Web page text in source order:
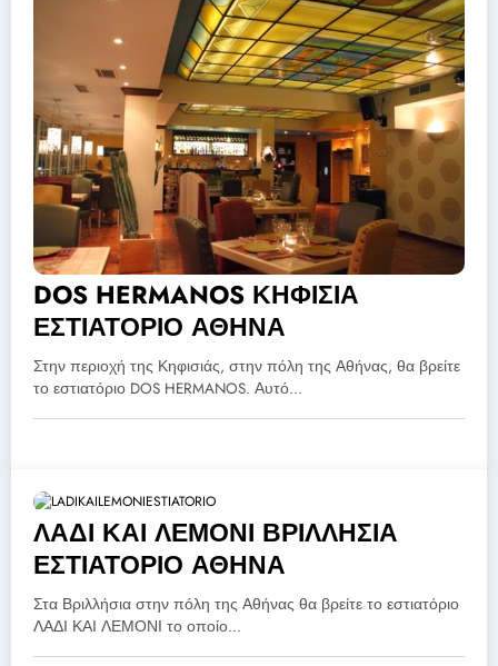
DOS HERMANOS ΚΗΦΙΣΙΑ
ΕΣΤΙΑΤΟΡΙΟ ΑΘΗΝΑ
Στην περιοχή της Κηφισιάς, στην πόλη της Αθήνας, θα βρείτε
το εστιατόριο DOS HERMANOS. Αυτό…
ΛΑΔΙ ΚΑΙ ΛΕΜΟΝΙ ΒΡΙΛΛΗΣΙΑ
ΕΣΤΙΑΤΟΡΙΟ ΑΘΗΝΑ
Στα Βριλλήσια στην πόλη της Αθήνας θα βρείτε το εστιατόριο
ΛΑΔΙ ΚΑΙ ΛΕΜΟΝΙ το οποίο…